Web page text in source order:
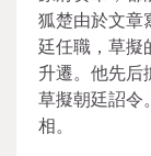
狐楚由於文章
廷任職，草擬
升遷。他先后
草擬朝廷詔令
相。